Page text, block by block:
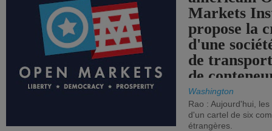
Markets
propose la
d'une
de
de
Washington
Rao : Aujourd'hui,
d'un cartel de six
étrangères.